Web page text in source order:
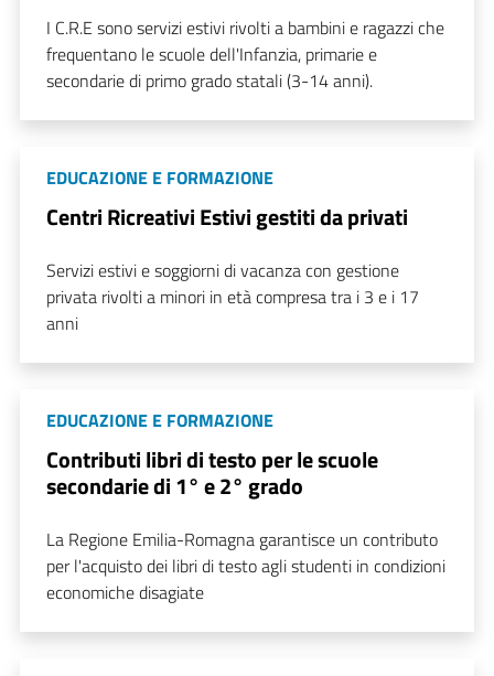
I C.R.E sono servizi estivi rivolti a bambini e ragazzi che
frequentano le scuole dell'Infanzia, primarie e
secondarie di primo grado statali (3-14 anni).
EDUCAZIONE E FORMAZIONE
Centri Ricreativi Estivi gestiti da privati
Servizi estivi e soggiorni di vacanza con gestione
privata rivolti a minori in età compresa tra i 3 e i 17
anni
EDUCAZIONE E FORMAZIONE
Contributi libri di testo per le scuole
secondarie di 1° e 2° grado
La Regione Emilia-Romagna garantisce un contributo
per l'acquisto dei libri di testo agli studenti in condizioni
economiche disagiate